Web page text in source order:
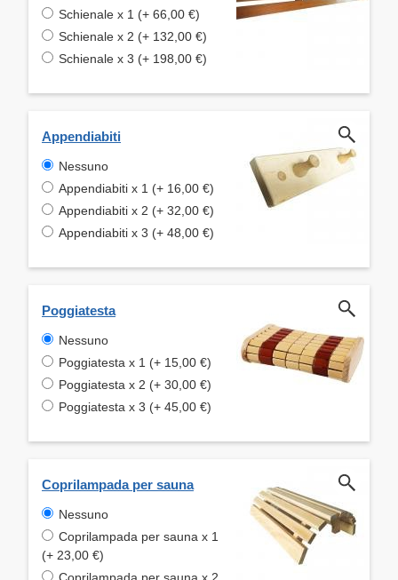
Schienale x 1 (+ 66,00 €)
Schienale x 2 (+ 132,00 €)
Schienale x 3 (+ 198,00 €)
Appendiabiti
Nessuno
Appendiabiti x 1 (+ 16,00 €)
Appendiabiti x 2 (+ 32,00 €)
Appendiabiti x 3 (+ 48,00 €)
Poggiatesta
Nessuno
Poggiatesta x 1 (+ 15,00 €)
Poggiatesta x 2 (+ 30,00 €)
Poggiatesta x 3 (+ 45,00 €)
Coprilampada per sauna
Nessuno
Coprilampada per sauna x 1
(+ 23,00 €)
Coprilampada per sauna x 2